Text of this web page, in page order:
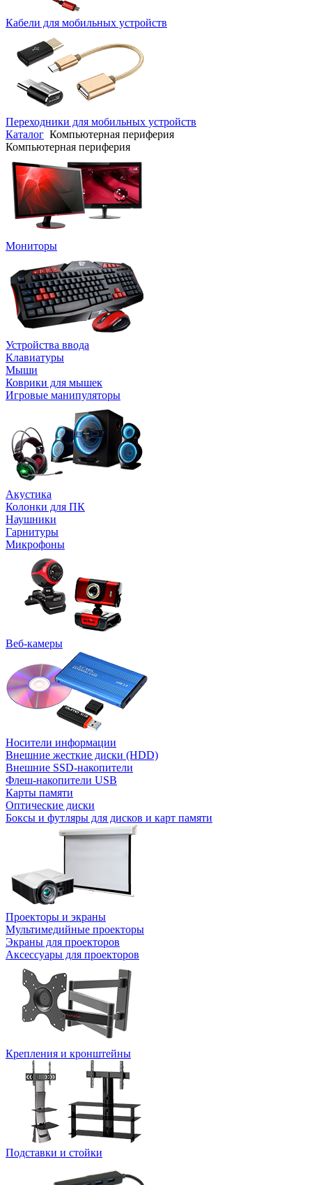
Кабели для мобильных устройств
Переходники для мобильных устройств
Каталог Компьютерная периферия
Компьютерная периферия
Мониторы
Устройства ввода
Клавиатуры
Мыши
Коврики для мышек
Игровые манипуляторы
Акустика
Колонки для ПК
Наушники
Гарнитуры
Микрофоны
Веб-камеры
Носители информации
Внешние жесткие диски (HDD)
Внешние SSD-накопители
Флеш-накопители USB
Карты памяти
Оптические диски
Боксы и футляры для дисков и карт памяти
Проекторы и экраны
Мультимедийные проекторы
Экраны для проекторов
Аксессуары для проекторов
Крепления и кронштейны
Подставки и стойки